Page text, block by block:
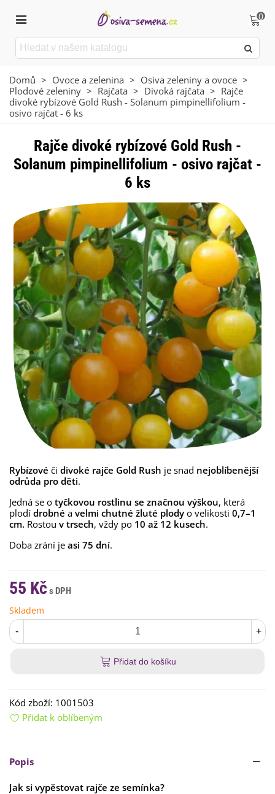
0
Domů > Ovoce a zelenina > Osiva zeleniny a ovoce >
Plodové zeleniny > Rajčata > Divoká rajčata > Rajče
divoké rybízové Gold Rush - Solanum pimpinellifolium -
osivo rajčat - 6 ks
Rajče divoké rybízové Gold Rush -
Solanum pimpinellifolium - osivo rajčat -
6 ks
Rybízové či divoké rajče Gold Rush je snad nejoblíbenější
odrůda pro děti.
Jedná se o tyčkovou rostlinu se značnou výškou, která
plodí drobné a velmi chutné žluté plody o velikosti 0,7–1
cm. Rostou v trsech, vždy po 10 až 12 kusech.
Doba zrání je asi 75 dní.
55 Kč
Skladem
- +
Přidat do košíku
Kód zboží: 1001503
Přidat k oblíbeným
Popis
Jak si vypěstovat rajče ze semínka?